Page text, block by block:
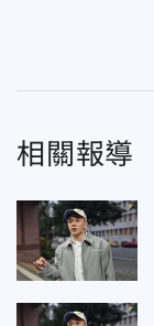
相關報導